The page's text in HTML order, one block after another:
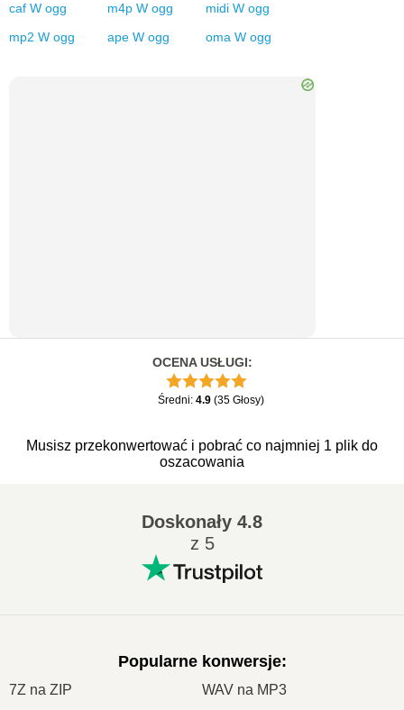
caf W ogg m4p W ogg midi W ogg
mp2 W ogg ape W ogg oma W ogg
OCENA USŁUGI:
Średni: 4.9 (35 Głosy)
Musisz przekonwertować i pobrać co najmniej 1 plik do
oszacowania
Doskonały 4.8
z 5
Popularne konwersje:
7Z na ZIP WAV na MP3